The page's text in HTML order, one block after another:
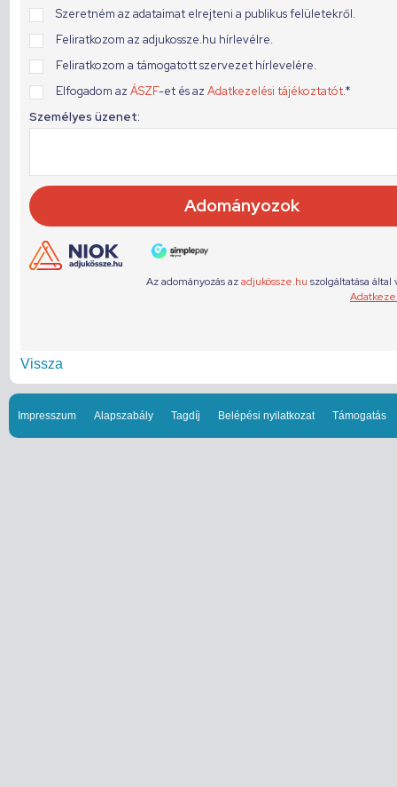
Vissza
Impresszum Alapszabály Tagdíj Belépési nyilatkozat Támogatás